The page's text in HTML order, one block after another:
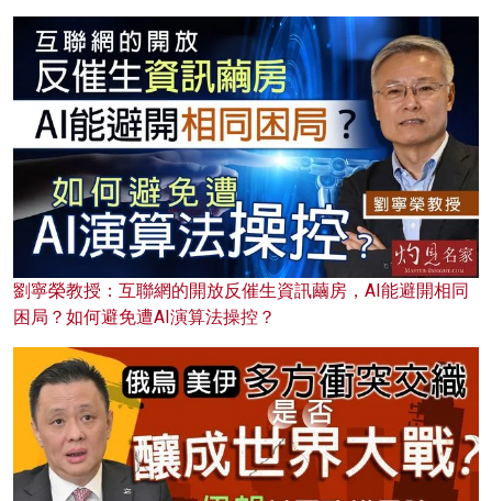
劉寧榮教授：互聯網的開放反催生資訊繭房，AI能避開相同
困局？如何避免遭AI演算法操控？